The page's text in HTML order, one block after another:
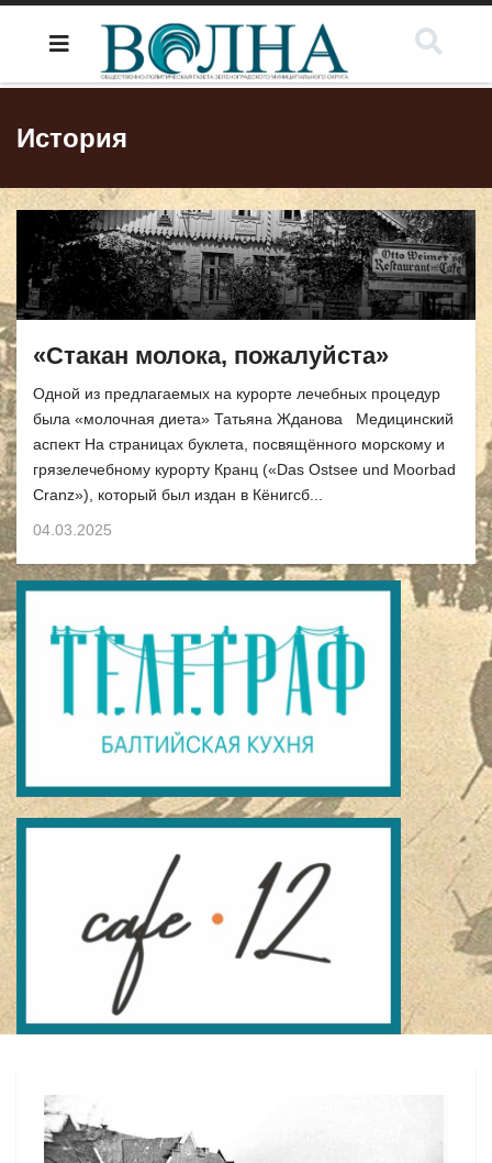
История
«Стакан молока, пожалуйста»
Одной из предлагаемых на курорте лечебных процедур
была «молочная диета» Татьяна Жданова Медицинский
аспект На страницах буклета, посвящённого морскому и
грязелечебному курорту Кранц («Das Оstsee und Moorbad
Cranz»), который был издан в Кёнигсб...
04.03.2025